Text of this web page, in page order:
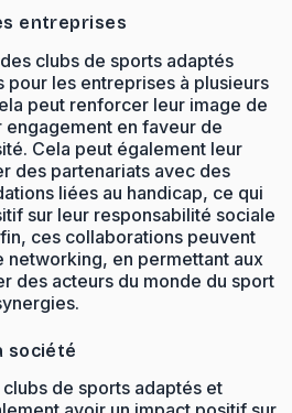
entreprises
clubs de sports adaptés
les entreprises à plusieurs
peut renforcer leur image de
engagement en faveur de
Cela peut également leur
des partenariats avec des
liées au handicap, ce qui
sur leur responsabilité sociale
ces collaborations peuvent
en permettant aux
des acteurs du monde du sport
société
de sports adaptés et